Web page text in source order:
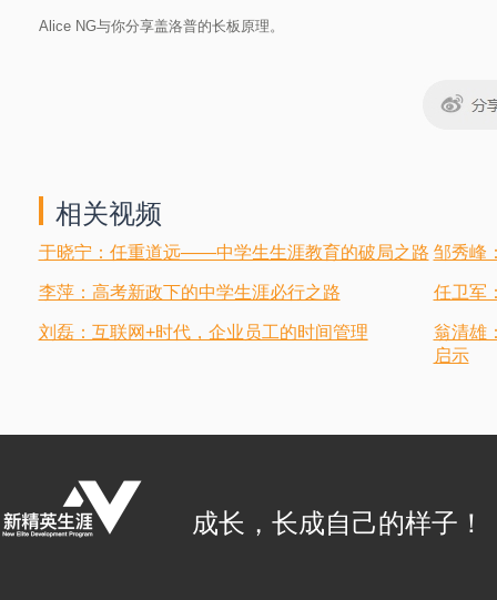
Alice NG与你分享盖洛普的长板原理。
相关视频
于晓宁：任重道远——中学生生涯教育的破局之路 邹秀峰
李萍：高考新政下的中学生涯必行之路 任卫军
刘磊：互联网+时代，企业员工的时间管理
翁清雄
启示
成长，长成自己的样子！